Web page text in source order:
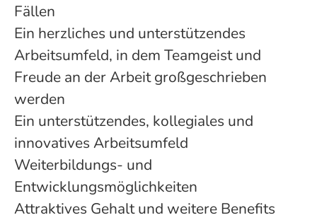
Fällen
Ein herzliches und unterstützendes
Arbeitsumfeld, in dem Teamgeist und
Freude an der Arbeit großgeschrieben
werden
Ein unterstützendes, kollegiales und
innovatives Arbeitsumfeld
Weiterbildungs- und
Entwicklungsmöglichkeiten
Attraktives Gehalt und weitere Benefits